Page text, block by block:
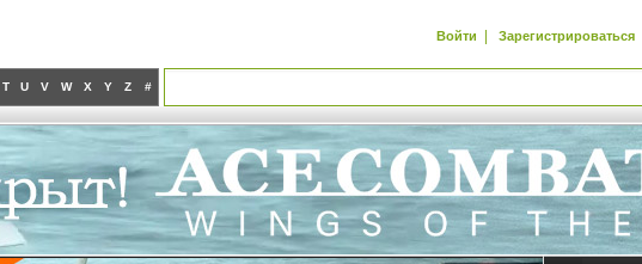
Войти | Зарегистрироваться
T U V W X Y Z #